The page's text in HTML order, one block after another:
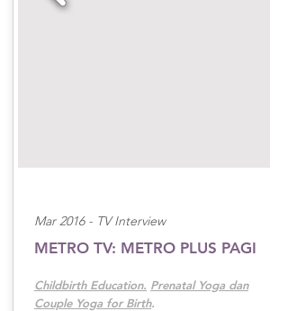
Mar 2016 - TV Interview
METRO TV: METRO PLUS PAGI
Childbirth Education. Prenatal Yoga dan
Couple Yoga for Birth.